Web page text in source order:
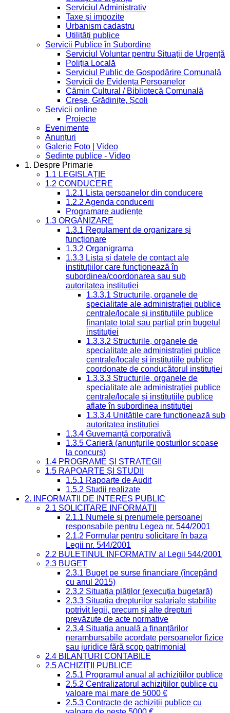
Serviciul Administrativ
Taxe și impozite
Urbanism cadastru
Utilități publice
Servicii Publice în Subordine
Serviciul Voluntar pentru Situații de Urgență
Poliția Locală
Serviciul Public de Gospodărire Comunală
Servicii de Evidența Persoanelor
Cămin Cultural / Bibliotecă Comunală
Creșe, Grădinițe, Școli
Servicii online
Proiecte
Evenimente
Anunțuri
Galerie Foto | Video
Sedinte publice - Video
1. Despre Primarie
1.1 LEGISLAȚIE
1.2 CONDUCERE
1.2.1 Lista persoanelor din conducere
1.2.2 Agenda conducerii
Programare audiențe
1.3 ORGANIZARE
1.3.1 Regulament de organizare și
funcționare
1.3.2 Organigrama
1.3.3 Lista și datele de contact ale
instituțiilor care funcționează în
subordinea/coordonarea sau sub
autoritatea instituției
1.3.3.1 Structurile, organele de
specialitate ale administrației publice
centrale/locale și instituțiile publice
finanțate total sau parțial prin bugetul
instituției
1.3.3.2 Structurile, organele de
specialitate ale administrației publice
centrale/locale și instituțiile publice
coordonate de conducătorul instituției
1.3.3.3 Structurile, organele de
specialitate ale administrației publice
centrale/locale și instituțiile publice
aflate în subordinea instituției
1.3.3.4 Unitățile care funcționează sub
autoritatea instituției
1.3.4 Guvernanță corporativă
1.3.5 Carieră (anunțurile posturilor scoase
la concurs)
1.4 PROGRAME ȘI STRATEGII
1.5 RAPOARTE ȘI STUDII
1.5.1 Rapoarte de Audit
1.5.2 Studii realizate
2. INFORMAȚII DE INTERES PUBLIC
2.1 SOLICITARE INFORMAȚII
2.1.1 Numele și prenumele persoanei
responsabile pentru Legea nr. 544/2001
2.1.2 Formular pentru solicitare în baza
Legii nr. 544/2001
2.2 BULETINUL INFORMATIV al Legii 544/2001
2.3 BUGET
2.3.1 Buget pe surse financiare (începând
cu anul 2015)
2.3.2 Situația plăților (execuția bugetară)
2.3.3 Situația drepturilor salariale stabilite
potrivit legii, precum și alte drepturi
prevăzute de acte normative
2.3.4 Situația anuală a finanțărilor
nerambursabile acordate persoanelor fizice
sau juridice fără scop patrimonial
2.4 BILANȚURI CONTABILE
2.5 ACHIZIȚII PUBLICE
2.5.1 Programul anual al achizițiilor publice
2.5.2 Centralizatorul achizițiilor publice cu
valoare mai mare de 5000 €
2.5.3 Contracte de achiziții publice cu